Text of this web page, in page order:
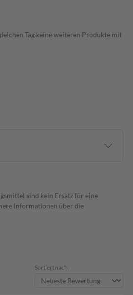
Tag keine weiteren Produkte mit
sind kein Ersatz für eine
Informationen über die
Sortiert nach